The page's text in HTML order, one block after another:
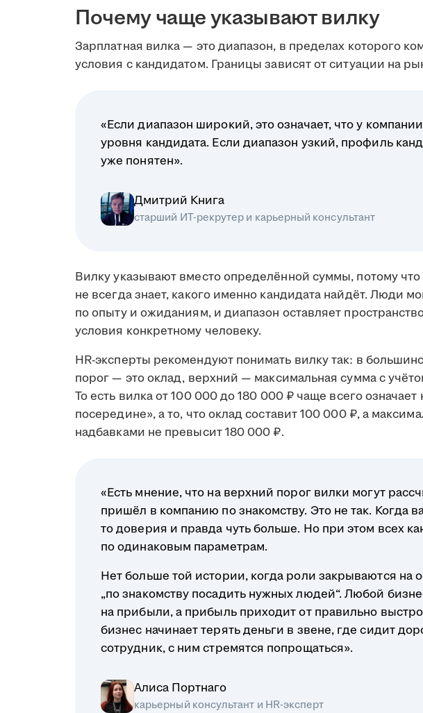
Почему чаще указывают вилку
Зарплатная вилка — это диапазон, в пределах которого
условия с кандидатом. Границы зависят от ситуации на
«Если диапазон широкий, это означает, что у
уровня кандидата. Если диапазон узкий, профиль
уже понятен».
Дмитрий Книга
старший ИТ-рекрутер и карьерный консультант
Вилку указывают вместо определённой суммы, потому что
не всегда знает, какого именно кандидата найдёт. Люди
по опыту и ожиданиям, и диапазон оставляет
условия конкретному человеку.
HR-эксперты рекомендуют понимать вилку так: в
порог — это оклад, верхний — максимальная сумма с
То есть вилка от 100 000 до 180 000 ₽ чаще всего означает
посередине», а то, что оклад составит 100 000 ₽, а
надбавками не превысит 180 000 ₽.
«Есть мнение, что на верхний порог вилки могут
пришёл в компанию по знакомству. Это не так. Когда
то доверия и правда чуть больше. Но при этом всех
по одинаковым параметрам.
Нет больше той истории, когда роли закрываются на
„по знакомству посадить нужных людей“. Любой
на прибыли, а прибыль приходит от правильно
бизнес начинает терять деньги в звене, где сидит
сотрудник, с ним стремятся попрощаться».
Алиса Портнаго
карьерный консультант и HR-эксперт